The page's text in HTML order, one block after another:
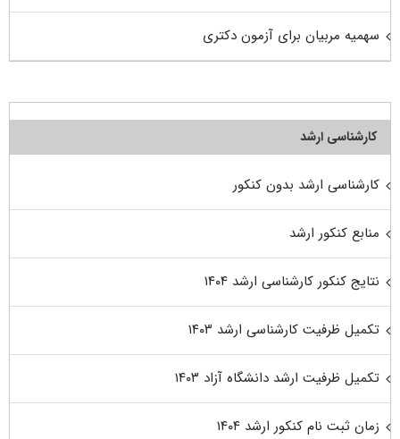
سهمیه مربیان برای آزمون دکتری
کارشناسی ارشد
کارشناسی ارشد بدون کنکور
منابع کنکور ارشد
نتایج کنکور کارشناسی ارشد ۱۴۰۴
تکمیل ظرفیت کارشناسی ارشد ۱۴۰۳
تکمیل ظرفیت ارشد دانشگاه آزاد ۱۴۰۳
زمان ثبت نام کنکور ارشد ۱۴۰۴